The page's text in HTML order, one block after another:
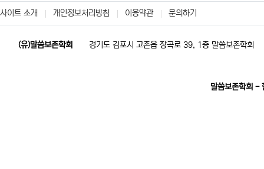
사이트 소개 개인정보처리방침 이용약관 문의하기
(유)말씀보존학회 경기도 김포시 고촌읍 장곡로 39, 1층 말씀보존학회
말씀보존학회 -